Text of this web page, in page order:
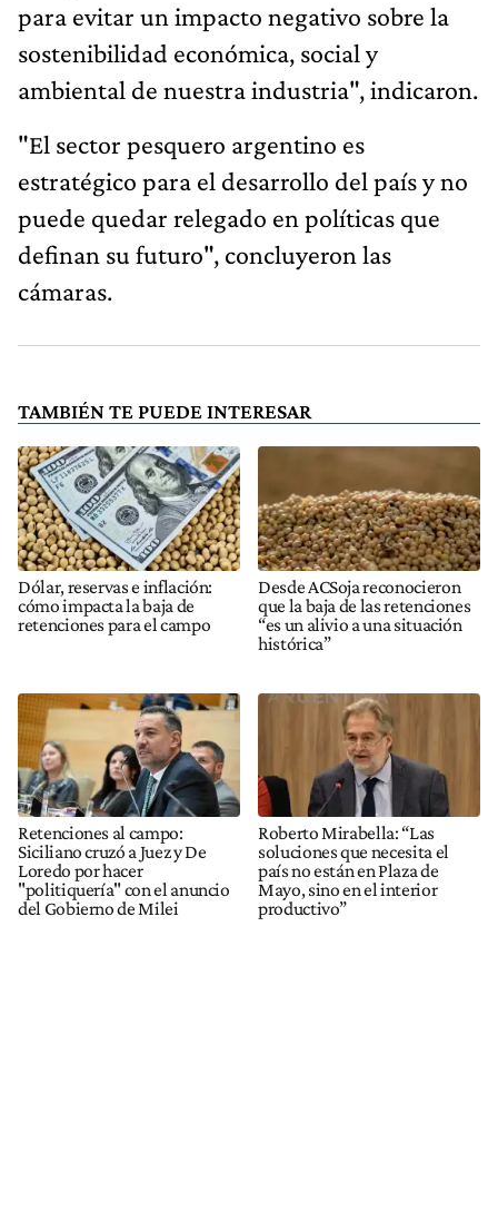
para evitar un impacto negativo sobre la
sostenibilidad económica, social y
ambiental de nuestra industria", indicaron.
"El sector pesquero argentino es
estratégico para el desarrollo del país y no
puede quedar relegado en políticas que
definan su futuro", concluyeron las
cámaras.
TAMBIÉN TE PUEDE INTERESAR
Dólar, reservas e inflación:
cómo impacta la baja de
retenciones para el campo
Desde ACSoja reconocieron
que la baja de las retenciones
“es un alivio a una situación
histórica”
Retenciones al campo:
Siciliano cruzó a Juez y De
Loredo por hacer
"politiquería" con el anuncio
del Gobierno de Milei
Roberto Mirabella: “Las
soluciones que necesita el
país no están en Plaza de
Mayo, sino en el interior
productivo”